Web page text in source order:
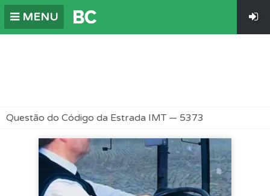
MENU
Questão do Código da Estrada IMT — 5373